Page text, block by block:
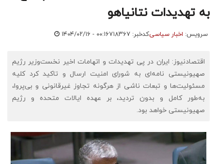
به تهدیدات نتانیاهو
سرویس: اخبار سیاسیکدخبر: ۷۱۸۳۶۷ ۱۴۰۴/۰۲/۱۶ - ۰۰:۱۶
اقتصادنیوز: ایران در پی تهدیدات و اتهامات اخیر نخست‌وزیر رژیم
صهیونیستی نامه‌ای به شورای امنیت ارسال و تاکید کرد کلیه
مسئولیت‌ها و تبعات ناشی از هرگونه تجاوز غیرقانونی و بی‌پروا،
به‌طور کامل و بدون تردید، بر عهده ایالات متحده و رژیم
صهیونیستی خواهد بود.